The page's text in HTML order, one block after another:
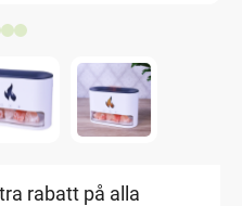
rabatt på alla